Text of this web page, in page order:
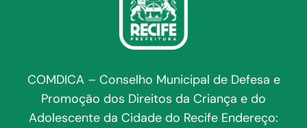
COMDICA – Conselho Municipal de Defesa e
Promoção dos Direitos da Criança e do
Adolescente da Cidade do Recife Endereço: